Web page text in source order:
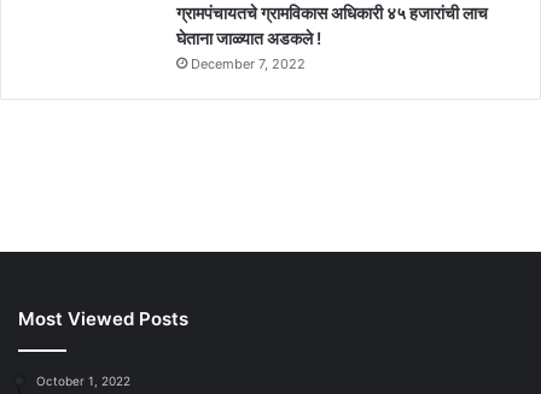
ग्रामपंचायतचे ग्रामविकास अधिकारी ४५ हजारांची लाच
घेताना जाळ्यात अडकले !
December 7, 2022
Most Viewed Posts
October 1, 2022